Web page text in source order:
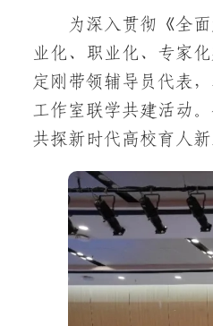
为深入贯彻《全
业化、职业化、专家
定刚带领辅导员代表
工作室联学共建活动
共探新时代高校育人新